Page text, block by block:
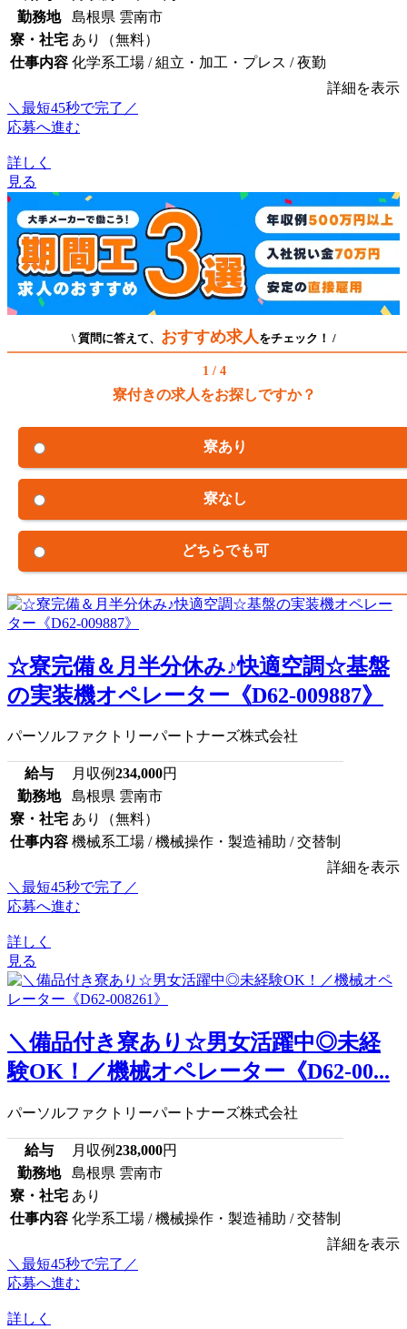
勤務地
島根県 雲南市
寮・社宅 あり（無料）
仕事内容 化学系工場 / 組立・加工・プレス / 夜勤
詳細を表示
＼最短45秒で完了／
応募へ進む
詳しく
見る
\ 質問に答えて、 おすすめ求人 をチェック！ /
1 / 4
寮付きの求人をお探しですか？
寮あり
寮なし
どちらでも可
☆寮完備＆月半分休み♪快適空調☆基盤
の実装機オペレーター《D62-009887》
パーソルファクトリーパートナーズ株式会社
給与 月収例234,000円
勤務地
島根県 雲南市
寮・社宅 あり（無料）
仕事内容 機械系工場 / 機械操作・製造補助 / 交替制
詳細を表示
＼最短45秒で完了／
応募へ進む
詳しく
見る
＼備品付き寮あり☆男女活躍中◎未経
験OK！／機械オペレーター《D62-00...
パーソルファクトリーパートナーズ株式会社
給与 月収例238,000円
勤務地
島根県 雲南市
寮・社宅 あり
仕事内容 化学系工場 / 機械操作・製造補助 / 交替制
詳細を表示
＼最短45秒で完了／
応募へ進む
詳しく